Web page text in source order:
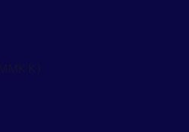
Myanmar (Birmanie) (MMK K)